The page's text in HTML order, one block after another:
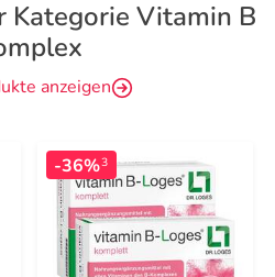
Kategorie Vitamin B
anzeigen
-36%3